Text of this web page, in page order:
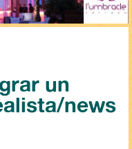
un
news